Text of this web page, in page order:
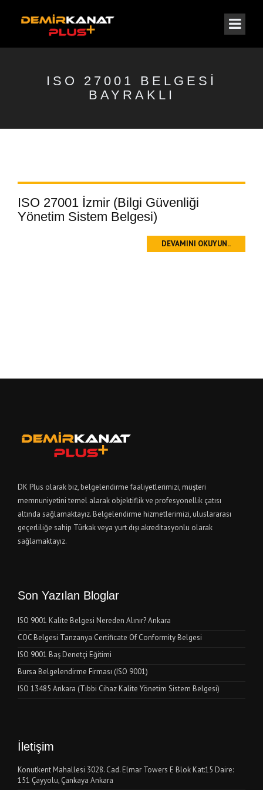
ISO 27001 BELGESI
BAYRAKLI
ISO 27001 İzmir (Bilgi Güvenliği
Yönetim Sistem Belgesi)
DEVAMINI OKUYUN..
DK Plus olarak biz, belgelendirme faaliyetlerimizi, müşteri
memnuniyetini temel alarak objektiflik ve profesyonellik çatısı
altında sağlamaktayız. Belgelendirme hizmetlerimizi, uluslararası
geçerliliğe sahip Türkak veya yurt dışı akreditasyonlu olarak
sağlamaktayız.
Son Yazılan Bloglar
ISO 9001 Kalite Belgesi Nereden Alınır? Ankara
COC Belgesi Tanzanya Certificate Of Conformity Belgesi
ISO 9001 Baş Denetçi Eğitimi
Bursa Belgelendirme Firması (ISO 9001)
ISO 13485 Ankara (Tıbbi Cihaz Kalite Yönetim Sistem Belgesi)
İletişim
Konutkent Mahallesi 3028. Cad. Elmar Towers E Blok Kat:15 Daire:
151 Çayyolu, Çankaya Ankara